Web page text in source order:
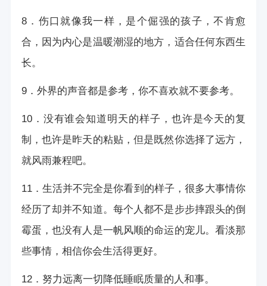
8．伤口就像我一样，是个倔强的孩子，不肯愈
合，因为内心是温暖潮湿的地方，适合任何东西生
长。
9．外界的声音都是参考，你不喜欢就不要参考。
10．没有谁会知道明天的样子，也许是今天的复
制，也许是昨天的粘贴，但是既然你选择了远方，
就风雨兼程吧。
11．生活并不完全是你看到的样子，很多大事情你
经历了却并不知道。每个人都不是步步摔跟头的倒
霉蛋，也没有人是一帆风顺的命运的宠儿。看淡那
些事情，相信你会生活得更好。
12．努力远离一切降低睡眠质量的人和事。